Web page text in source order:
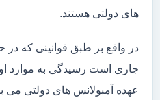
های دولتی هستند.
در واقع بر طبق قوانینی که
جاری است رسیدگی به موارد
عهده آمبولانس های دولتی می